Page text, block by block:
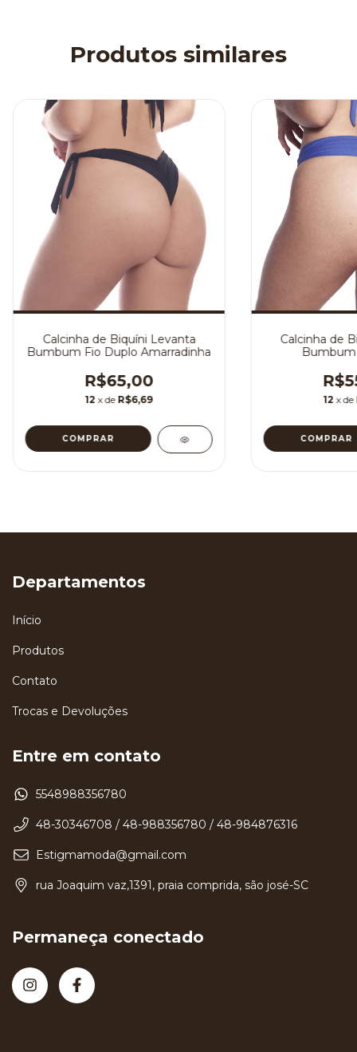
Produtos similares
Calcinha de Biquíni Levanta
Bumbum Fio Duplo Amarradinha
R$65,00
12 x de R$6,69
COMPRAR
Calcinha de
12 x de
COMPRAR
Departamentos
Início
Produtos
Contato
Trocas e Devoluções
Entre em contato
5548988356780
48-30346708 / 48-988356780 / 48-984876316
Estigmamoda@gmail.com
rua Joaquim vaz,1391, praia comprida, são josé-SC
Permaneça conectado